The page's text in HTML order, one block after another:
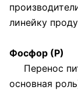
линейку
Фосфор (Р)
Перенос
основная